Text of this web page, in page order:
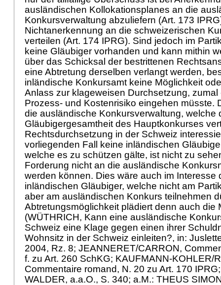
ausländischen Kollokationsplanes an die
Konkursverwaltung abzuliefern (Art. 173 IPRG
Nichtanerkennung an die schweizerischen
verteilen (Art. 174 IPRG). Sind jedoch im
keine Gläubiger vorhanden und kann mithin
über das Schicksal der bestrittenen
eine Abtretung derselben verlangt werden,
inländische Konkursamt keine Möglichkeit
Anlass zur klageweisen Durchsetzung, zumal
Prozess- und Kostenrisiko eingehen müsste.
die ausländische Konkursverwaltung, welche
Gläubigergesamtheit des Hauptkonkurses
Rechtsdurchsetzung in der Schweiz
vorliegenden Fall keine inländischen
welche es zu schützen gälte, ist nicht zu
Forderung nicht an die ausländische
werden können. Dies wäre auch im Interesse
inländischen Gläubiger, welche nicht am
aber am ausländischen Konkurs teilnehmen
Abtretungsmöglichkeit plädiert denn auch die
(WÜTHRICH, Kann eine ausländische
Schweiz eine Klage gegen einen ihrer
Wohnsitz in der Schweiz einleiten?, in:
2004, Rz. 8; JEANNERET/CARRON,
f. zu Art. 260 SchKG; KAUFMANN-KOHLER/
Commentaire romand, N. 20 zu Art. 170 IPRG
WALDER, a.a.O., S. 340; a.M.: THEUS